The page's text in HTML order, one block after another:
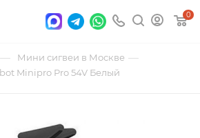
0
— Мини сигвеи в Москве —
Minipro Pro 54V Белый